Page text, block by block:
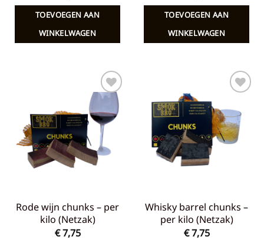
TOEVOEGEN AAN
WINKELWAGEN
TOEVOEGEN AAN
WINKELWAGEN
Toevoegen
aan
verlanglijst
Rode wijn chunks – per
kilo (Netzak)
€7,75
Toevoegen
aan
verlanglijst
Whisky barrel chunks –
per kilo (Netzak)
€7,75